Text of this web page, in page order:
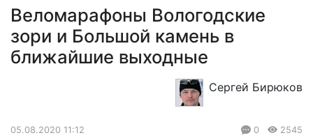
Веломарафоны Вологодские
зори и Большой камень в
ближайшие выходные
Сергей Бирюков
05.08.2020 11:12 0 2545